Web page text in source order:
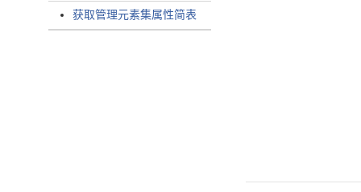
获取管理元素集属性简表